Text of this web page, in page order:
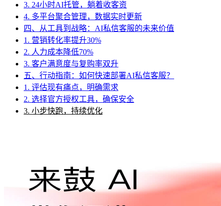
3. 24小时AI托管，躺着收客资
4. 多平台聚合管理，数据实时更新
四、从工具到战略：AI私信客服的未来价值
1. 营销转化率提升30%
2. 人力成本降低70%
3. 客户满意度与复购率双升
五、行动指南：如何快速部署AI私信客服？
1. 评估现有痛点，明确需求
2. 选择官方授权工具，确保安全
3. 小步快跑，持续优化